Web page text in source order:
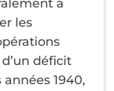
à
les
déficit
1940,